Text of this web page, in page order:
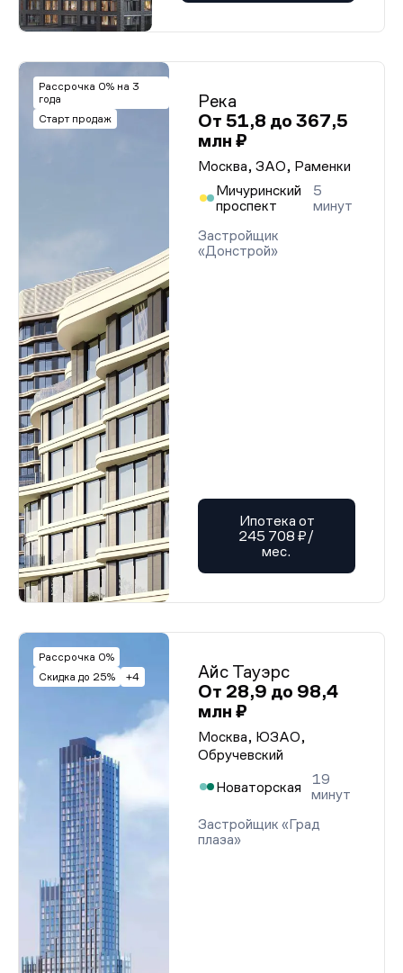
Рассрочка 0% на 3
года
Старт продаж
Река
От 51,8 до 367,5
млн ₽
Москва, ЗАО, Раменки
Мичуринский
проспект
5
минут
Застройщик
«Донстрой»
Ипотека от
245 708 ₽/
мес.
Рассрочка 0%
Скидка до 25%
+4
Айс Тауэрс
От 28,9 до 98,4
млн ₽
Москва, ЮЗАО,
Обручевский
Новаторская
19
минут
Застройщик «Град
плаза»